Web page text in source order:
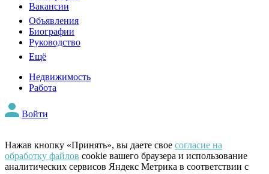
Вакансии
Объявления
Биографии
Руководство
Ещё
Недвижимость
Работа
Войти
Нажав кнопку «Принять», вы даете свое согласие на
обработку файлов cookie вашего браузера и использование
аналитических сервисов Яндекс Метрика в соответствии с